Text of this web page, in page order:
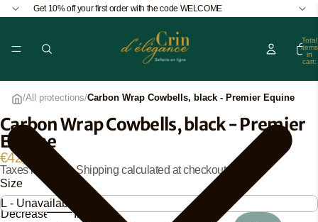
Get 10% off your first order with the code WELCOME
Total
items
in
cart:
/All protections/Carbon Wrap Cowbells, black - Premier Equine
Open
image
in
full
Open
image
in
full
Carbon Wrap Cowbells, black - Premier
Equine
€42,00
Taxes included. Shipping calculated at checkout.
Size
Decrease
Increase